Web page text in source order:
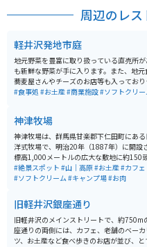
息をのむほ
周辺のレス
軽井沢発地市庭
地元野菜を豊富に取り扱っている直売所
も新鮮な野菜が手に入ります。また、地
蕎麦屋さんやチーズのお店等も入ってお
すすめです。駐車場は広く、建物も広く見
#食事処 #お土産#商業施設#ソフトクリ
神津牧場
神津牧場は、群馬県甘楽郡下仁田町にあ
洋式牧場で、明治20年（1887年）に開設
標高1,000メートルの広大な敷地に約150頭
牛が放牧され、のどかな風景が広がります
バター作りや乳しぼり、ポニー乗馬、ヤギ
巻です。また、ここで生産される乳製品は
厚な味わいのソフトクリームが人気を集め
らに、キャンプやバーベキューが楽しめる
れており、自然の中で動物と触れ合いな
体験が満喫できます。家族連れや観光客
#絶景スポット #山｜高原#お土産#カフ
#ソフトクリーム#キャンプ場#お肉
旧軽井沢銀座通り
旧軽井沢のメインストリートで、約750m
座通りの両側には、カフェ、老舗のベー
ツ、お土産など食べ歩きのお店が並び、